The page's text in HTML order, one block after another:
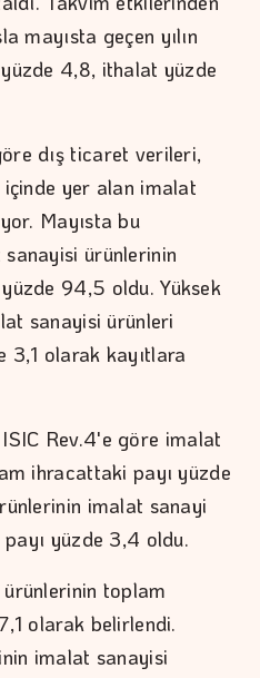
mayısta geçen yılın
4,8, ithalat yüzde
dış ticaret verileri,
içinde yer alan imalat
Mayısta bu
ürünlerinin
94,5 oldu. Yüksek
sanayisi ürünleri
3,1 olarak kayıtlara
Rev.4'e göre imalat
ihracattaki payı yüzde
imalat sanayi
yüzde 3,4 oldu.
toplam
olarak belirlendi.
imalat sanayisi